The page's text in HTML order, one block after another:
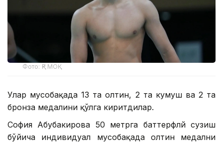
Фото: ҚР МОҚ
Улар мусобақада 13 та олтин, 2 та кумуш ва 2 та
бронза медалини қўлга киритдилар.
София Абубакирова 50 метрга баттерфлй сузиш
бўйича индивидуал мусобақада олтин медални